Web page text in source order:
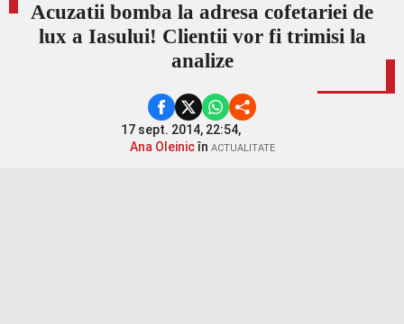
Acuzatii bomba la adresa cofetariei de
lux a Iasului! Clientii vor fi trimisi la
analize
17 sept. 2014, 22:54,
Ana Oleinicîn ACTUALITATE